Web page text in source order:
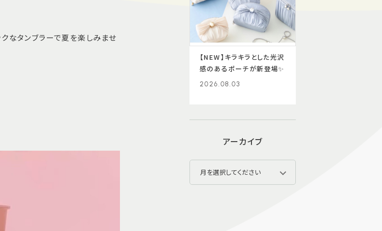
クなタンブラーで夏を楽しみませ
【NEW】キラキラとした光沢
感のあるポーチが新登場✨
2026.08.03
アーカイブ